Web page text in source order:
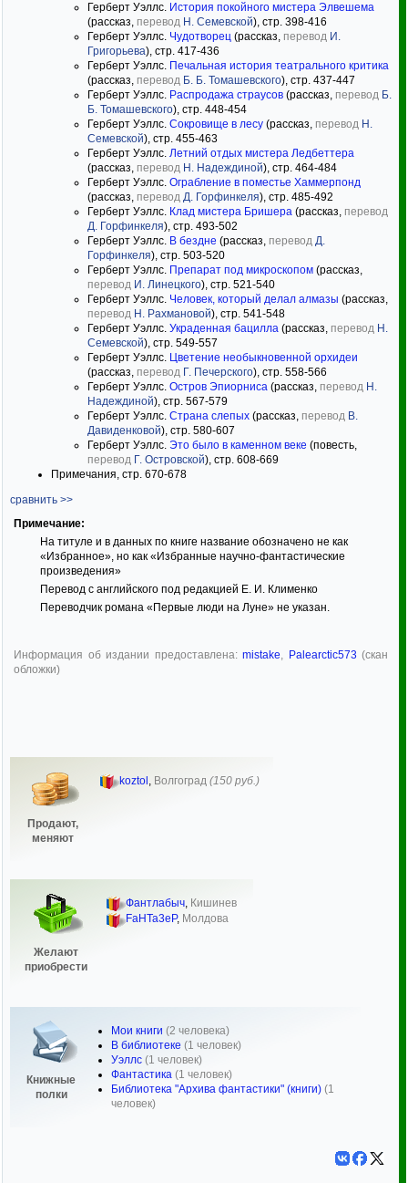
Герберт Уэллс. История покойного мистера Элвешема
(рассказ, перевод Н. Семевской), стр. 398-416
Герберт Уэллс. Чудотворец (рассказ, перевод И.
Григорьева), стр. 417-436
Герберт Уэллс. Печальная история театрального критика
(рассказ, перевод Б. Б. Томашевского), стр. 437-447
Герберт Уэллс. Распродажа страусов (рассказ, перевод Б.
Б. Томашевского), стр. 448-454
Герберт Уэллс. Сокровище в лесу (рассказ, перевод Н.
Семевской), стр. 455-463
Герберт Уэллс. Летний отдых мистера Ледбеттера
(рассказ, перевод Н. Надеждиной), стр. 464-484
Герберт Уэллс. Ограбление в поместье Хаммерпонд
(рассказ, перевод Д. Горфинкеля), стр. 485-492
Герберт Уэллс. Клад мистера Бришера (рассказ, перевод
Д. Горфинкеля), стр. 493-502
Герберт Уэллс. В бездне (рассказ, перевод Д.
Горфинкеля), стр. 503-520
Герберт Уэллс. Препарат под микроскопом (рассказ,
перевод И. Линецкого), стр. 521-540
Герберт Уэллс. Человек, который делал алмазы (рассказ,
перевод Н. Рахмановой), стр. 541-548
Герберт Уэллс. Украденная бацилла (рассказ, перевод Н.
Семевской), стр. 549-557
Герберт Уэллс. Цветение необыкновенной орхидеи
(рассказ, перевод Г. Печерского), стр. 558-566
Герберт Уэллс. Остров Эпиорниса (рассказ, перевод Н.
Надеждиной), стр. 567-579
Герберт Уэллс. Страна слепых (рассказ, перевод В.
Давиденковой), стр. 580-607
Герберт Уэллс. Это было в каменном веке (повесть,
перевод Г. Островской), стр. 608-669
Примечания, стр. 670-678
сравнить >>
Примечание:
На титуле и в данных по книге название обозначено не как
«Избранное», но как «Избранные научно-фантастические
произведения»
Перевод с английского под редакцией Е. И. Клименко
Переводчик романа «Первые люди на Луне» не указан.
Информация об издании предоставлена: mistake, Palearctic573 (скан
обложки)
Продают,
меняют
koztol , Волгоград (150 руб.)
Желают
приобрести
Фантлабыч, Кишинев
FaHTa3eP, Молдова
Книжные
полки
Мои книги (2 человека)
В библиотеке (1 человек)
Уэллс (1 человек)
Фантастика (1 человек)
Библиотека "Архива фантастики" (книги) (1
человек)